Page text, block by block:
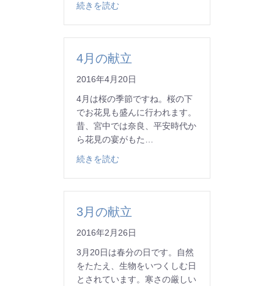
続きを読む
4月の献立
2016年4月20日
4月は桜の季節ですね。桜の下
でお花見も盛んに行われます。
昔、宮中では奈良、平安時代か
ら花見の宴がもた…
続きを読む
3月の献立
2016年2月26日
3月20日は春分の日です。自然
をたたえ、生物をいつくしむ日
とされています。寒さの厳しい